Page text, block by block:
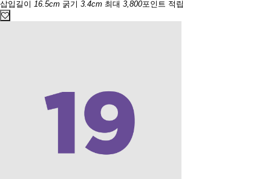
삽입길이 16.5cm 굵기 3.4cm 최대 3,800포인트 적립